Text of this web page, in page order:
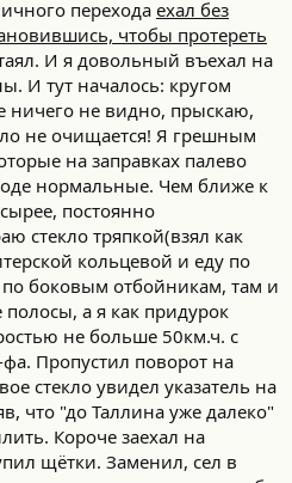
перехода ехал без
чтобы протереть
И я довольный въехал на
И тут началось: кругом
ничего не видно, прыскаю,
не очищается! Я грешным
на заправках палево
нормальные. Чем ближе к
постоянно
стекло тряпкой(взял как
кольцевой и еду по
боковым отбойникам, там и
полосы, а я как придурок
не больше 50км.ч. с
Пропустил поворот на
стекло увидел указатель на
что "до Таллина уже далеко"
Короче заехал на
щётки. Заменил, сел в